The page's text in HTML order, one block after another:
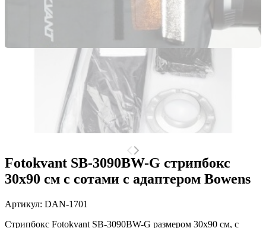
Fotokvant SB-3090BW-G стрипбокс
30х90 см с сотами с адаптером Bowens
Артикул: DAN-1701
Стрипбокс Fotokvant SB-3090BW-G размером 30х90 см, с